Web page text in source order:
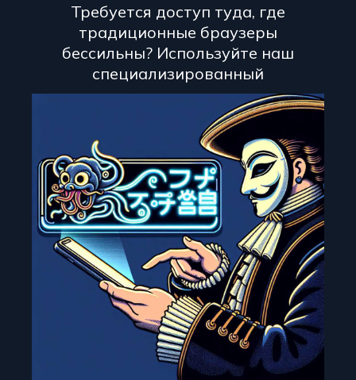
Требуется доступ туда, где
традиционные браузеры
бессильны? Используйте наш
специализированный